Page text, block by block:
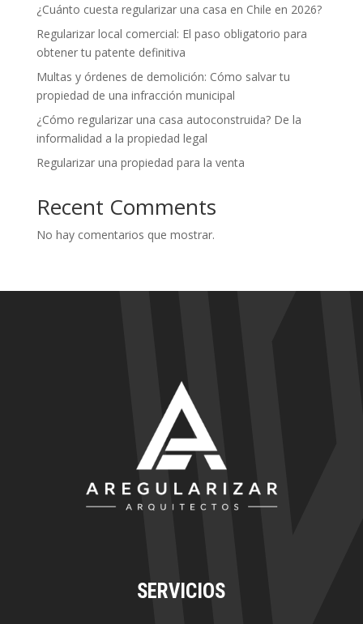
¿Cuánto cuesta regularizar una casa en Chile en 2026?
Regularizar local comercial: El paso obligatorio para
obtener tu patente definitiva
Multas y órdenes de demolición: Cómo salvar tu
propiedad de una infracción municipal
¿Cómo regularizar una casa autoconstruida? De la
informalidad a la propiedad legal
Regularizar una propiedad para la venta
Recent Comments
No hay comentarios que mostrar.
SERVICIOS